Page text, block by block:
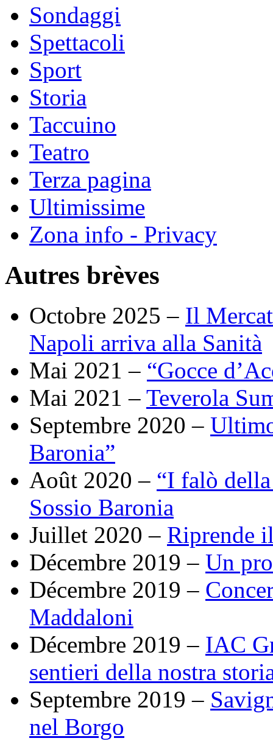
Sondaggi
Spettacoli
Sport
Storia
Taccuino
Teatro
Terza pagina
Ultimissime
Zona info - Privacy
Autres brèves
Octobre 2025 – Il
Napoli arriva alla Sanità
Mai 2021 – “Gocce
Mai 2021 – Teverola
Septembre 2020 –
Baronia”
Août 2020 – “I falò
Sossio Baronia
Juillet 2020 – Riprende
Décembre 2019 – Un
Décembre 2019 –
Maddaloni
Décembre 2019 – IAC
sentieri della nostra
Septembre 2019 –
nel Borgo